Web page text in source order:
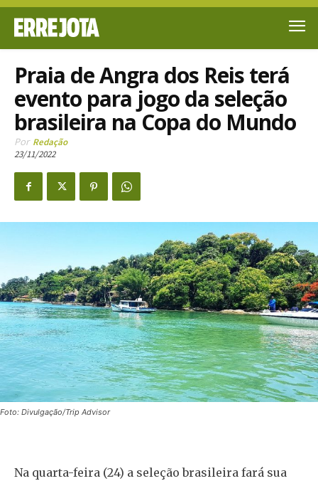
Praia de Angra dos Reis terá
evento para jogo da seleção
brasileira na Copa do Mundo
Por Redação
23/11/2022
Foto: Divulgação/Trip Advisor
Na quarta-feira (24) a seleção brasileira fará sua